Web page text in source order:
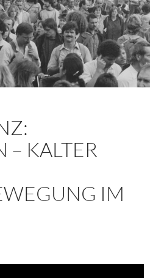
– KALTER
IM